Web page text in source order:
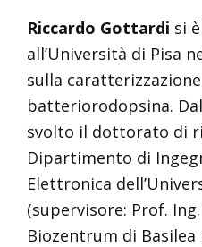
Riccardo Gottardi si
all’Università di Pisa
sulla
batteriorodopsina.
svolto il dottorato di
Dipartimento di
Elettronica
(supervisore: Prof.
Biozentrum di Basilea